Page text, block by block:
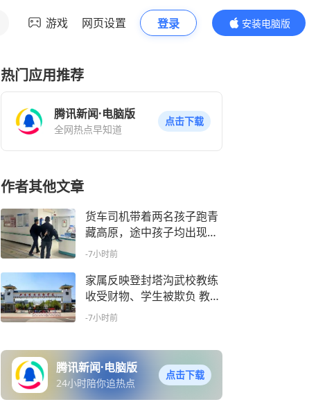
游戏 网页设置 登录
安装电脑版
内容更精彩
热门应用推荐
腾讯新闻·电脑版
全网热点早知道
点击下载
作者其他文章
货车司机带着两名孩子跑青
藏高原，途中孩子均出现严
重高反 警方及时救援送医
-7小时前
家属反映登封塔沟武校教练
收受财物、学生被欺负 教体
部门：已介入协商处理
-7小时前
腾讯新闻·电脑版
24小时陪你追热点
点击下载